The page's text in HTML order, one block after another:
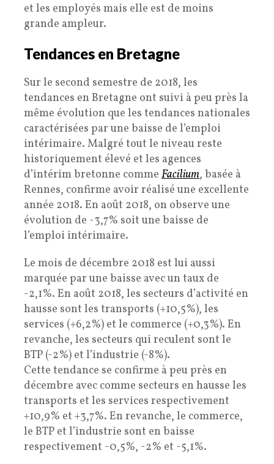
et les employés mais elle est de moins
grande ampleur.
Tendances en Bretagne
Sur le second semestre de 2018, les
tendances en Bretagne ont suivi à peu près la
même évolution que les tendances nationales
caractérisées par une baisse de l’emploi
intérimaire. Malgré tout le niveau reste
historiquement élevé et les agences
d’intérim bretonne comme Facilium, basée à
Rennes, confirme avoir réalisé une excellente
année 2018. En août 2018, on observe une
évolution de -3,7% soit une baisse de
l’emploi intérimaire.
Le mois de décembre 2018 est lui aussi
marquée par une baisse avec un taux de
-2,1%. En août 2018, les secteurs d’activité en
hausse sont les transports (+10,5%), les
services (+6,2%) et le commerce (+0,3%). En
revanche, les secteurs qui reculent sont le
BTP (-2%) et l’industrie (-8%).
Cette tendance se confirme à peu près en
décembre avec comme secteurs en hausse les
transports et les services respectivement
+10,9% et +3,7%. En revanche, le commerce,
le BTP et l’industrie sont en baisse
respectivement -0,5%, -2% et -5,1%.